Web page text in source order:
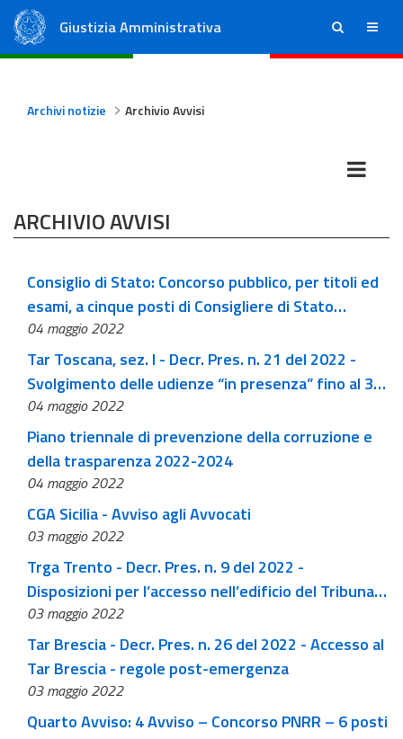
Giustizia Amministrativa ricerca menu
Archivi notizie Archivio Avvisi
ARCHIVIO AVVISI
Consiglio di Stato: Concorso pubblico, per titoli ed
esami, a cinque posti di Consigliere di Stato
(pubblicata in GU n.35 del 3-5-2022)
04 maggio 2022
Tar Toscana, sez. I - Decr. Pres. n. 21 del 2022 -
Svolgimento delle udienze “in presenza” fino al 31
dicembre 2022
04 maggio 2022
Piano triennale di prevenzione della corruzione e
della trasparenza 2022-2024
04 maggio 2022
CGA Sicilia - Avviso agli Avvocati
03 maggio 2022
Trga Trento - Decr. Pres. n. 9 del 2022 -
Disposizioni per l’accesso nell’edificio del Tribunale
in occasione delle udienze pubbliche e camerali in
presenza delle parti e del pubblico
03 maggio 2022
Tar Brescia - Decr. Pres. n. 26 del 2022 - Accesso al
Tar Brescia - regole post-emergenza
03 maggio 2022
Quarto Avviso: 4 Avviso – Concorso PNRR – 6 posti